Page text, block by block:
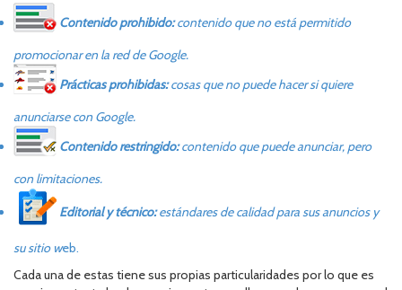
Contenido prohibido:contenido que no está permitido
promocionar en la red de Google.
Prácticas prohibidas:cosas que no puede hacer si quiere
anunciarse con Google.
Contenido restringido:contenido que puede anunciar, pero
con limitaciones.
Editorial y técnico:estándares de calidad para sus anuncios y
su sitio web.
Cada una de estas tiene sus propias particularidades por lo que es